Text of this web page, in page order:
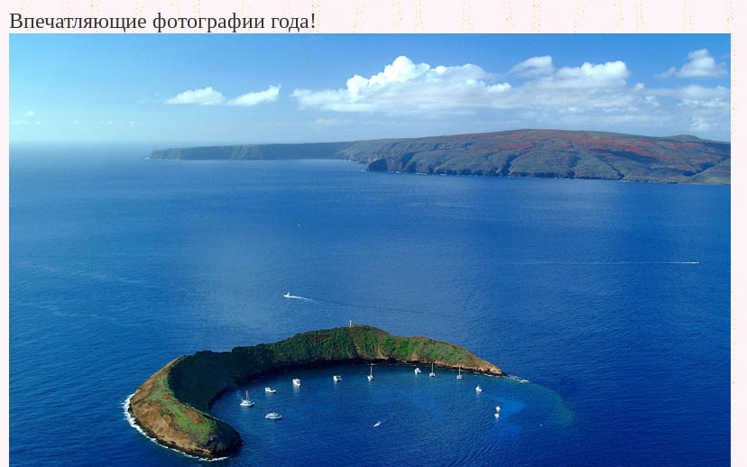
Впечатляющие фотографии года!